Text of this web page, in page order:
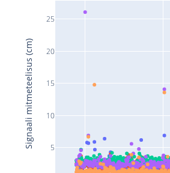
5
10
15
20
25
Signaali mitmeteelisus (cm)